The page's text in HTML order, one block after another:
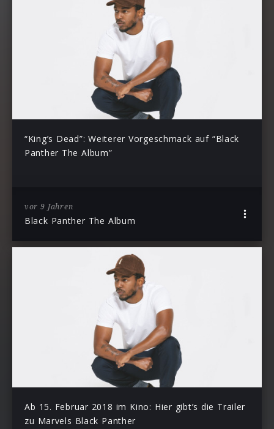
“King’s Dead”: Weiterer Vorgeschmack auf “Black
Panther The Album”
vor 9 Jahren
Black Panther The Album
Ab 15. Februar 2018 im Kino: Hier gibt’s die Trailer
zu Marvels Black Panther